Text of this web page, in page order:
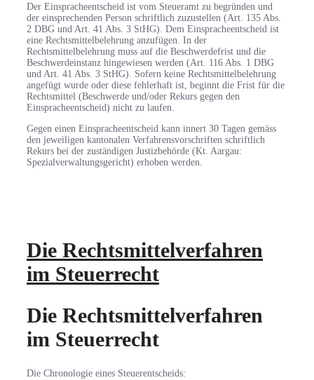
Der Einspracheentscheid ist vom Steueramt zu begründen und
der einsprechenden Person schriftlich zuzustellen (Art. 135 Abs.
2 DBG und Art. 41 Abs. 3 StHG). Dem Einspracheentscheid ist
eine Rechtsmittelbelehrung anzufügen. In der
Rechtsmittelbelehrung muss auf die Beschwerdefrist und die
Beschwerdeinstanz hingewiesen werden (Art. 116 Abs. 1 DBG
und Art. 41 Abs. 3 StHG). Sofern keine Rechtsmittelbelehrung
angefügt wurde oder diese fehlerhaft ist, beginnt die Frist für die
Rechtsmittel (Beschwerde und/oder Rekurs gegen den
Einspracheentscheid) nicht zu laufen.
Gegen einen Einspracheentscheid kann innert 30 Tagen gemäss
den jeweiligen kantonalen Verfahrensvorschriften schriftlich
Rekurs bei der zuständigen Justizbehörde (Kt. Aargau:
Spezialverwaltungsgericht) erhoben werden.
Die Rechtsmittelverfahren
im Steuerrecht
Die Rechtsmittelverfahren
im Steuerrecht
Die Chronologie eines Steuerentscheids: